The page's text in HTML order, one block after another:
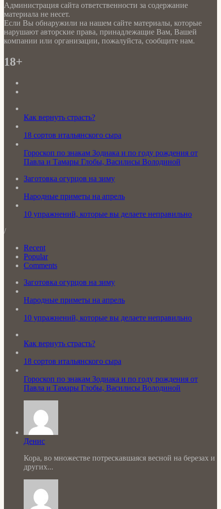
Администрация сайта ответственности за содержание
материала не несет.
Если Вы обнаружили на нашем сайте материалы, которые
нарушают авторские права, принадлежащие Вам, Вашей
компании или организации, пожалуйста, сообщите нам.
18+
Как вернуть страсть?
18 сортов итальянского сыра
Гороскоп по знакам Зодиака и по году рождения от
Павла и Тамары Глобы, Василисы Володиной
Заготовка огурцов на зиму
Народные приметы на апрель
10 упражнений, которые вы делаете неправильно
/
Recent
Popular
Comments
Заготовка огурцов на зиму
Народные приметы на апрель
10 упражнений, которые вы делаете неправильно
Как вернуть страсть?
18 сортов итальянского сыра
Гороскоп по знакам Зодиака и по году рождения от
Павла и Тамары Глобы, Василисы Володиной
Денис
Кора, во множестве потрескавшаяся весной на березах и
других...